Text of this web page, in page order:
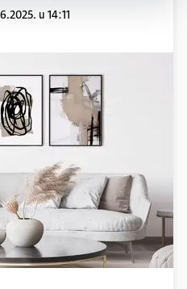
u 14:11